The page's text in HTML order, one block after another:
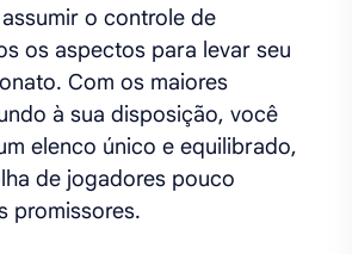
o controle de
os aspectos para levar seu
Com os maiores
à sua disposição, você
elenco único e equilibrado,
de jogadores pouco
promissores.